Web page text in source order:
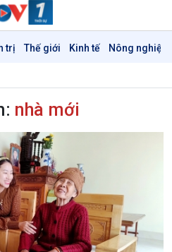
trị Thế giới Kinh tế Nông nghiệp
nhà mới